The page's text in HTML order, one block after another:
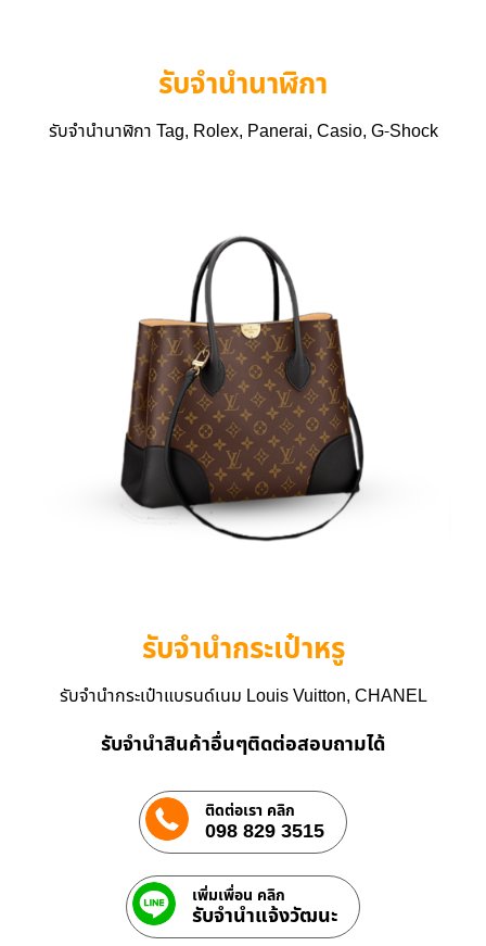
รับจำนำนาฬิกา
รับจำนำนาฬิกา Tag, Rolex, Panerai, Casio, G-Shock
รับจำนำกระเป๋าหรู
รับจำนำกระเป๋าแบรนด์เนม Louis Vuitton, CHANEL
รับจำนำสินค้าอื่นๆติดต่อสอบถามได้
ติดต่อเรา คลิก
098 829 3515
เพิ่มเพื่อน คลิก
รับจํานําแจ้งวัฒนะ